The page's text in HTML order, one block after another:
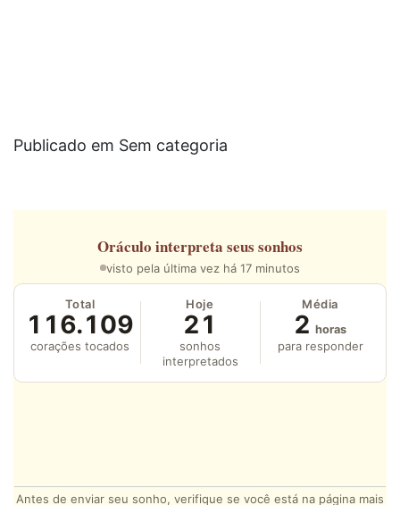
Publicado em Sem categoria
Oráculo interpreta seus sonhos
visto pela última vez há 17 minutos
Total
116.109
corações tocados
Hoje
21
sonhos
interpretados
Média
2 horas
para responder
Antes de enviar seu sonho, verifique se você está na página mais